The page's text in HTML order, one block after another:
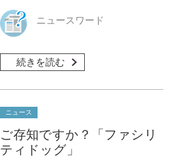
ニュースワード
続きを読む
ニュース
ご存知ですか？「ファシリ
ティドッグ」